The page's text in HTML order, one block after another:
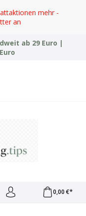
mehr -
an
ab 29 Euro |
0,00 €*